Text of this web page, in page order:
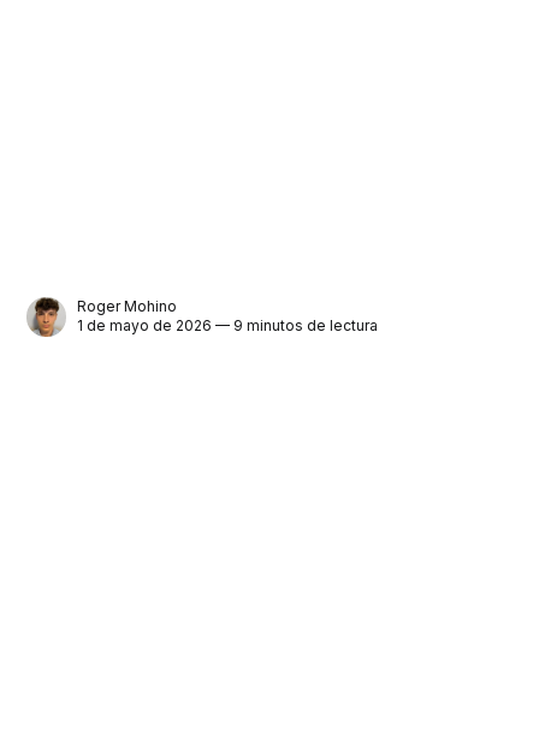
Roger Mohino
1 de mayo de 2026 — 9 minutos de lectura